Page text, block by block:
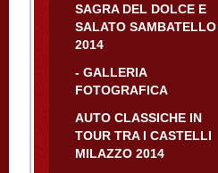
SAGRA DEL DOLCE E
SALATO SAMBATELLO
2014
- GALLERIA
FOTOGRAFICA
AUTO CLASSICHE IN
TOUR TRA I CASTELLI
MILAZZO 2014